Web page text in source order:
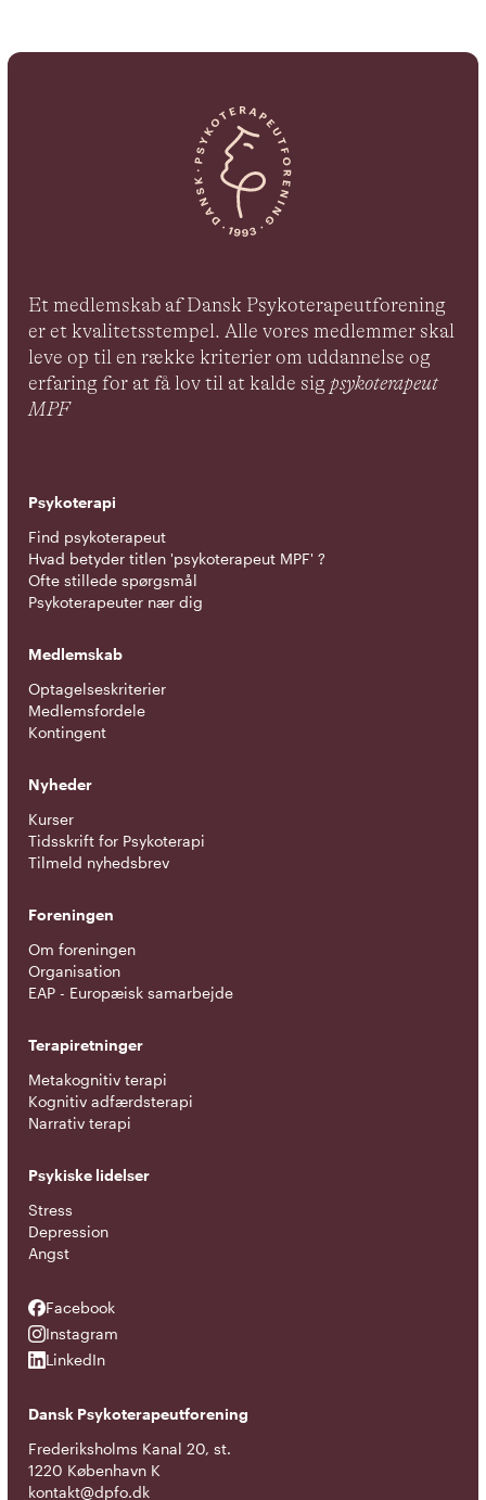
Et medlemskab af Dansk Psykoterapeutforening
er et kvalitetsstempel. Alle vores medlemmer skal
leve op til en række kriterier om uddannelse og
erfaring for at få lov til at kalde sig psykoterapeut
MPF
Psykoterapi
Find psykoterapeut
Hvad betyder titlen 'psykoterapeut MPF' ?
Ofte stillede spørgsmål
Psykoterapeuter nær dig
Medlemskab
Optagelseskriterier
Medlemsfordele
Kontingent
Nyheder
Kurser
Tidsskrift for Psykoterapi
Tilmeld nyhedsbrev
Foreningen
Om foreningen
Organisation
EAP - Europæisk samarbejde
Terapiretninger
Metakognitiv terapi
Kognitiv adfærdsterapi
Narrativ terapi
Psykiske lidelser
Stress
Depression
Angst
Facebook
Facebook
Instagram
Instagram
LinkedIn
LinkedIn
Dansk Psykoterapeutforening
Frederiksholms Kanal 20, st.
1220 København K
kontakt@dpfo.dk